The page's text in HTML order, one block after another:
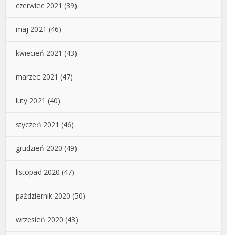
czerwiec 2021 (39)
maj 2021 (46)
kwiecień 2021 (43)
marzec 2021 (47)
luty 2021 (40)
styczeń 2021 (46)
grudzień 2020 (49)
listopad 2020 (47)
październik 2020 (50)
wrzesień 2020 (43)